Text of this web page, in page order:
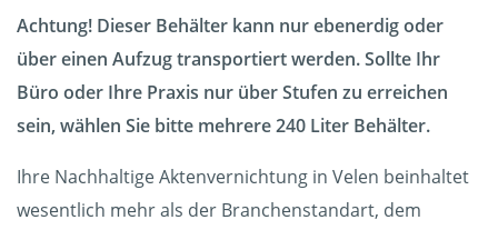
Achtung! Dieser Behälter kann nur ebenerdig oder
über einen Aufzug transportiert werden. Sollte Ihr
Büro oder Ihre Praxis nur über Stufen zu erreichen
sein, wählen Sie bitte mehrere 240 Liter Behälter.
Ihre Nachhaltige Aktenvernichtung in Velen beinhaltet
wesentlich mehr als der Branchenstandart, dem